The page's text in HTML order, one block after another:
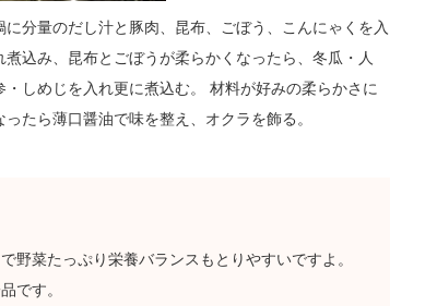
に分量のだし汁と豚肉、昆布、ごぼう、こんにゃくを入
煮込み、昆布とごぼうが柔らかくなったら、冬瓜・人
・しめじを入れ更に煮込む。 材料が好みの柔らかさに
ったら薄口醤油で味を整え、オクラを飾る。
野菜たっぷり栄養バランスもとりやすいですよ。
です。